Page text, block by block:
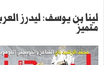
لينا بن يوسف: ليدرز
متميّز